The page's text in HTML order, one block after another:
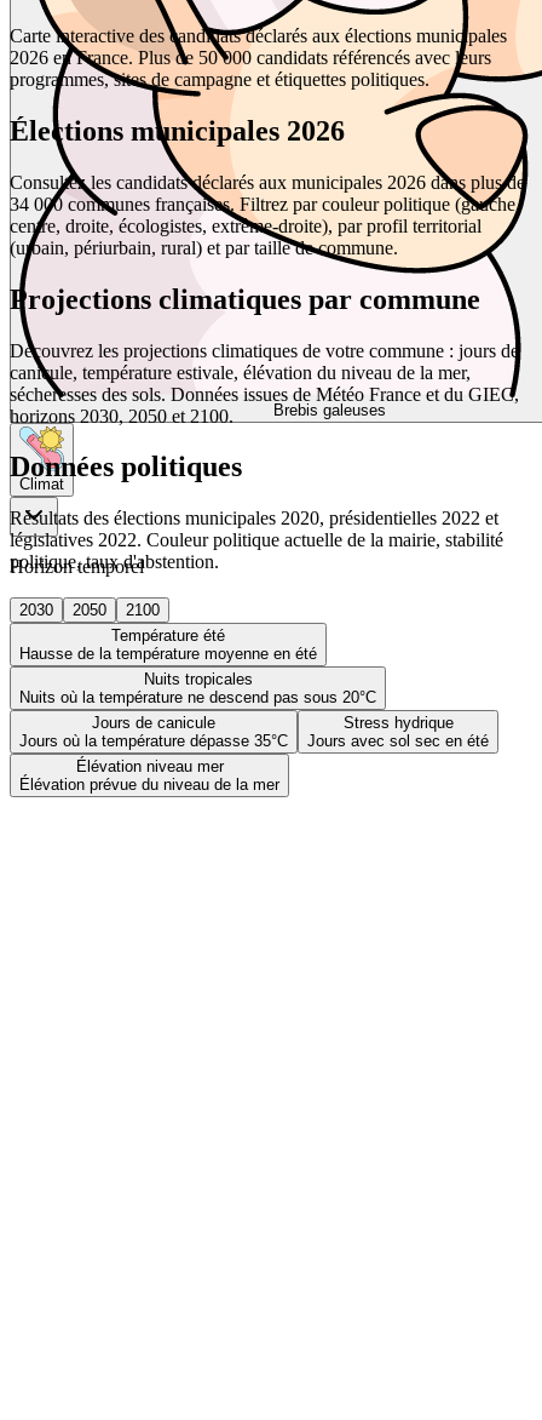
Brebis galeuses
Climat
Horizon temporel
2030 2050
2100
Température été
Hausse de la température moyenne en été
Nuits tropicales
Nuits où la température ne descend pas sous 20°C
Jours de canicule
Jours où la température dépasse 35°C
Stress hydrique
Jours avec sol sec en été
Élévation niveau mer
Élévation prévue du niveau de la mer
Carte interactive des candidats déclarés aux élections municipales
2026 en France. Plus de 50 000 candidats référencés avec leurs
programmes, sites de campagne et étiquettes politiques.
Élections municipales 2026
Consultez les candidats déclarés aux municipales 2026 dans plus de
34 000 communes françaises. Filtrez par couleur politique (gauche,
centre, droite, écologistes, extrême-droite), par profil territorial
(urbain, périurbain, rural) et par taille de commune.
Projections climatiques par commune
Découvrez les projections climatiques de votre commune : jours de
canicule, température estivale, élévation du niveau de la mer,
sécheresses des sols. Données issues de Météo France et du GIEC,
horizons 2030, 2050 et 2100.
Données politiques
Résultats des élections municipales 2020, présidentielles 2022 et
législatives 2022. Couleur politique actuelle de la mairie, stabilité
politique, taux d'abstention.